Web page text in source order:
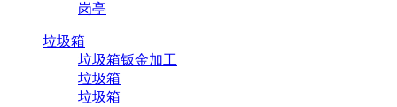
岗亭
垃圾箱
垃圾箱钣金加工
垃圾箱
垃圾箱